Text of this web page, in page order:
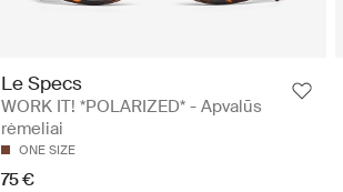
Le Specs
WORK IT! *POLARIZED* - Apvalūs
rėmeliai
ONE SIZE
75 €